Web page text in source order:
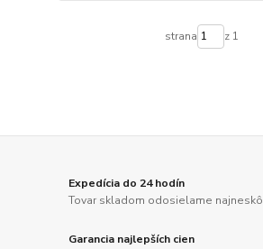
strana z 1
Expedícia do 24 hodín
Tovar skladom odosielame
Garancia najlepších cien